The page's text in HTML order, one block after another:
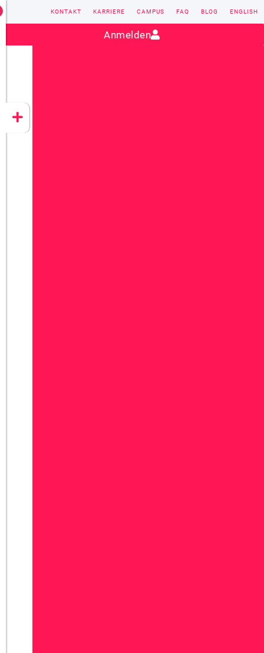
CONZEPT 16
YEET
Kontakt:sales@vectorsoft.de
KONTAKT KARRIERE CAMPUS FAQ BLOG ENGLISH
Anmelden